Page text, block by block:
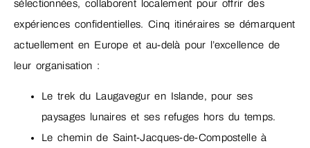
sélectionnées, collaborent localement pour offrir des
expériences confidentielles. Cinq itinéraires se démarquent
actuellement en Europe et au-delà pour l’excellence de
leur organisation :
Le trek du Laugavegur en Islande, pour ses
paysages lunaires et ses refuges hors du temps.
Le chemin de Saint-Jacques-de-Compostelle à